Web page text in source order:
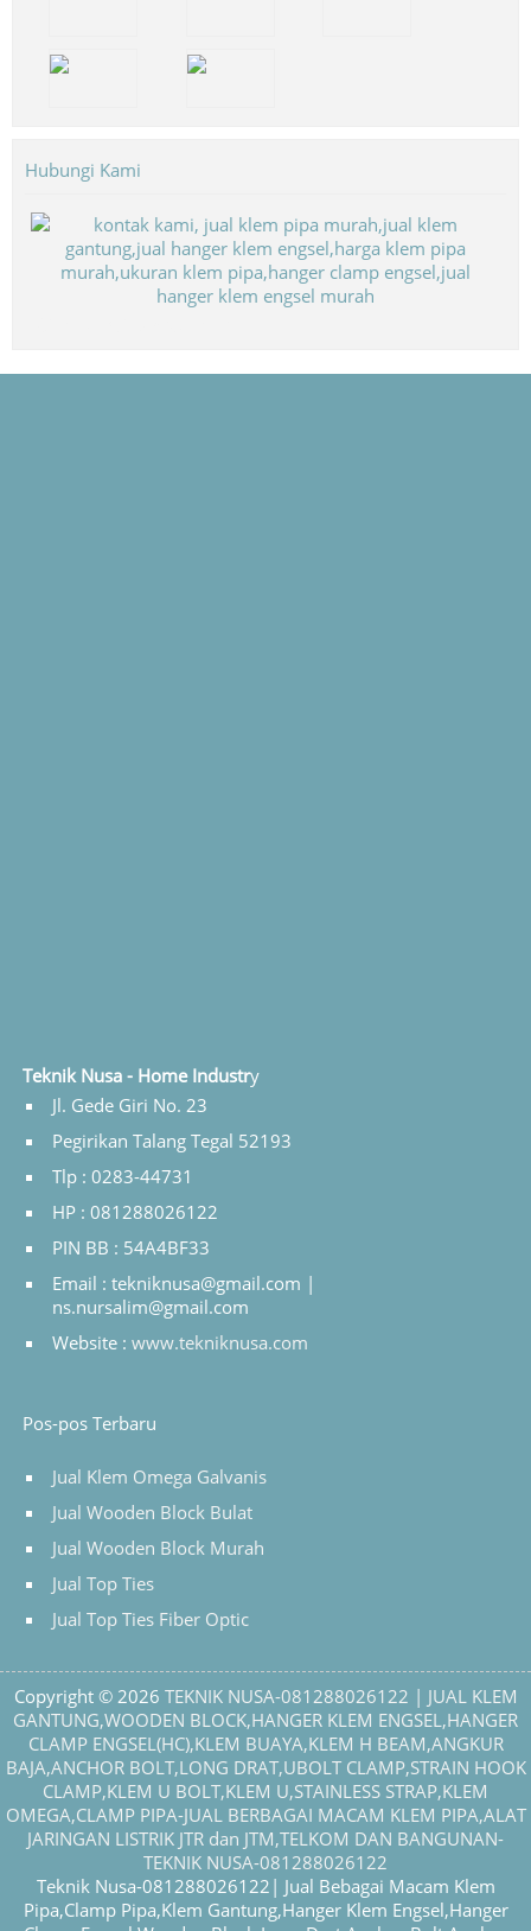
Hubungi Kami
Teknik Nusa - Home Industry
Jl. Gede Giri No. 23
Pegirikan Talang Tegal 52193
Tlp : 0283-44731
HP : 081288026122
PIN BB : 54A4BF33
Email : tekniknusa@gmail.com |
ns.nursalim@gmail.com
Website : www.tekniknusa.com
Pos-pos Terbaru
Jual Klem Omega Galvanis
Jual Wooden Block Bulat
Jual Wooden Block Murah
Jual Top Ties
Jual Top Ties Fiber Optic
Copyright © 2026 TEKNIK NUSA-081288026122 | JUAL KLEM
GANTUNG,WOODEN BLOCK,HANGER KLEM ENGSEL,HANGER
CLAMP ENGSEL(HC),KLEM BUAYA,KLEM H BEAM,ANGKUR
BAJA,ANCHOR BOLT,LONG DRAT,UBOLT CLAMP,STRAIN HOOK
CLAMP,KLEM U BOLT,KLEM U,STAINLESS STRAP,KLEM
OMEGA,CLAMP PIPA-JUAL BERBAGAI MACAM KLEM PIPA,ALAT
JARINGAN LISTRIK JTR dan JTM,TELKOM DAN BANGUNAN-
TEKNIK NUSA-081288026122
Teknik Nusa-081288026122| Jual Bebagai Macam Klem
Pipa,Clamp Pipa,Klem Gantung,Hanger Klem Engsel,Hanger